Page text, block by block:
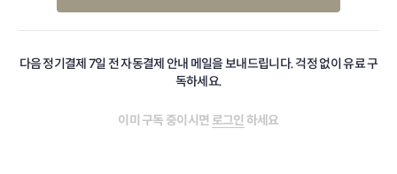
다음 정기결제 7일 전 자동결제 안내 메일을 보내드립니다. 걱정 없이 유료 구
독하세요.
이미 구독 중이시면 로그인 하세요